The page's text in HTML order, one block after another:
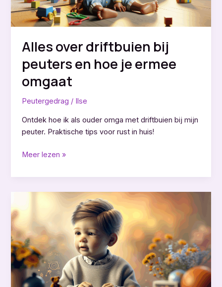
Alles over driftbuien bij
peuters en hoe je ermee
omgaat
Peutergedrag / Ilse
Ontdek hoe ik als ouder omga met driftbuien bij mijn
peuter. Praktische tips voor rust in huis!
Alles
driftbuien
bij
je
ermee
omgaat
Meer lezen »